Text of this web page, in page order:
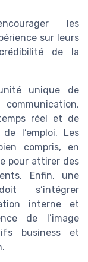
les
sur leurs
de la
unique de
réel et de
l’emploi. Les
compris, en
pour attirer des
Enfin, une
s’intégrer
interne et
de l’image
business et